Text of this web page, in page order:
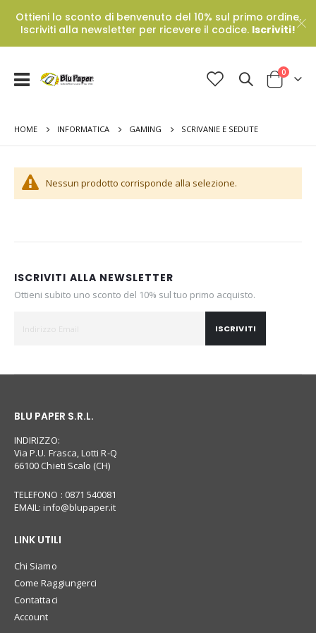
Ottieni lo sconto di benvenuto del 10% sul primo ordine.
Iscriviti alla newsletter per ricevere il codice. Iscriviti!
Toggle
Cart
0Prodotti
HOME INFORMATICA GAMING SCRIVANIE E SEDUTE
Nessun prodotto corrisponde alla selezione.
ISCRIVITI ALLA NEWSLETTER
Ottieni subito uno sconto del 10% sul tuo primo acquisto.
ISCRIVITI
BLU PAPER S.R.L.
INDIRIZZO:
Via P.U. Frasca, Lotti R-Q
66100 Chieti Scalo (CH)
TELEFONO : 0871 540081
EMAIL:info@blupaper.it
LINK UTILI
Chi Siamo
Come Raggiungerci
Contattaci
Account